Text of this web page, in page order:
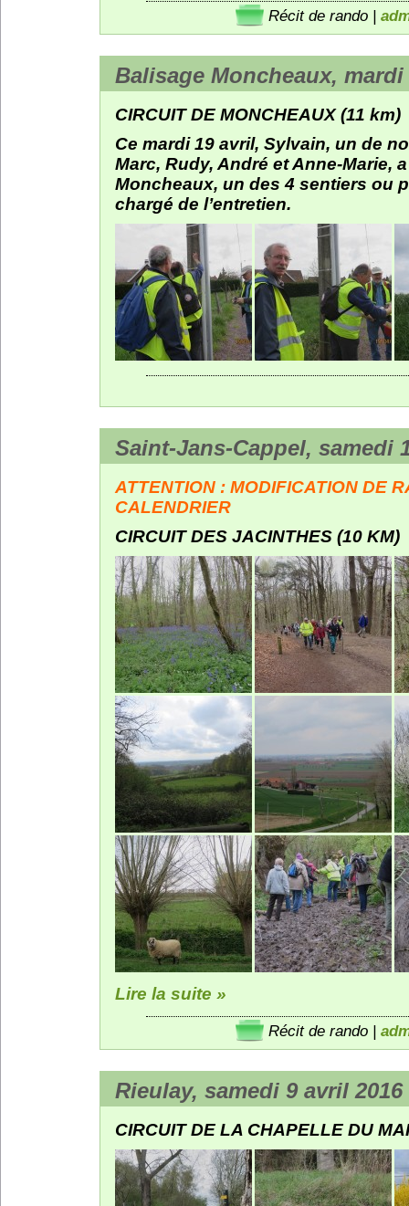
Récit de rando |
Balisage Moncheaux, mardi
CIRCUIT DE MONCHEAUX (11 km)
Ce mardi 19 avril, Sylvain, un de
Marc, Rudy, André et Anne-Marie,
Moncheaux, un des 4 sentiers ou
chargé de l’entretien.
Saint-Jans-Cappel, samedi
ATTENTION : MODIFICATION DE
CALENDRIER
CIRCUIT DES JACINTHES (10 KM)
Lire la suite »
Récit de rando |
Rieulay, samedi 9 avril 2016
CIRCUIT DE LA CHAPELLE DU